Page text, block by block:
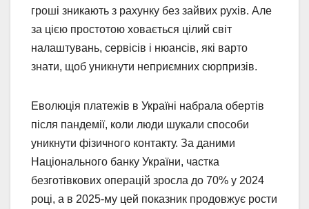
гроші зникають з рахунку без зайвих рухів. Але
за цією простотою ховається цілий світ
налаштувань, сервісів і нюансів, які варто
знати, щоб уникнути неприємних сюрпризів.
Еволюція платежів в Україні набрала обертів
після пандемії, коли люди шукали способи
уникнути фізичного контакту. За даними
Національного банку України, частка
безготівкових операцій зросла до 70% у 2024
році, а в 2025-му цей показник продовжує рости